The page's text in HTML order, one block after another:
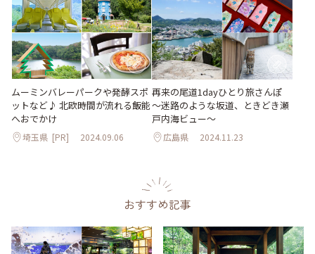
ムーミンバレーパークや発酵スポ
ットなど♪ 北欧時間が流れる飯能
へおでかけ
埼玉県 [PR] 2024.09.06
再来の尾道1dayひとり旅さんぽ
～迷路のような坂道、ときどき瀬
戸内海ビュー～
広島県 2024.11.23
おすすめ記事